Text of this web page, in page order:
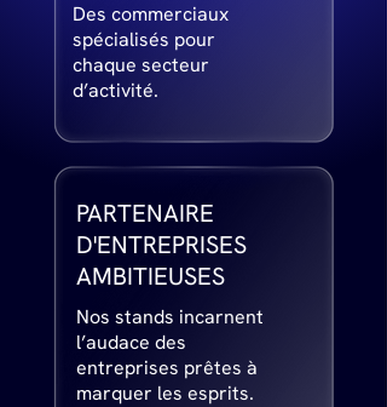
Des commerciaux
spécialisés pour
chaque secteur
d’activité.
PARTENAIRE
D'ENTREPRISES
AMBITIEUSES
Nos stands incarnent
l’audace des
entreprises prêtes à
marquer les esprits.